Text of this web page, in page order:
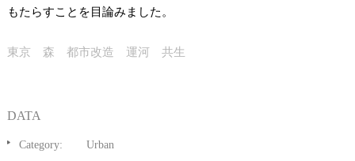
もたらすことを目論みました。
東京 森 都市改造 運河 共生
DATA
Category:
Urban